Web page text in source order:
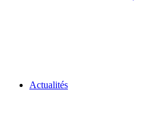
Actualités